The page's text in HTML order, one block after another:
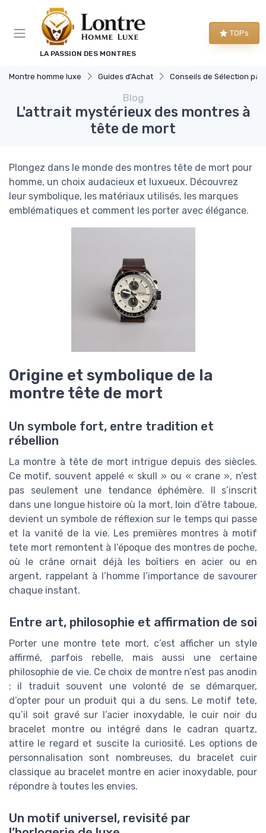
LA PASSION DES MONTRES
TOPs
Montre homme luxe Guides d'Achat Conseils de Sélection par Style
Blog
L'attrait mystérieux des montres à
tête de mort
Plongez dans le monde des montres tête de mort pour
homme, un choix audacieux et luxueux. Découvrez
leur symbolique, les matériaux utilisés, les marques
emblématiques et comment les porter avec élégance.
Origine et symbolique de la
montre tête de mort
Un symbole fort, entre tradition et
rébellion
La montre à tête de mort intrigue depuis des siècles.
Ce motif, souvent appelé « skull » ou « crane », n’est
pas seulement une tendance éphémère. Il s’inscrit
dans une longue histoire où la mort, loin d’être taboue,
devient un symbole de réflexion sur le temps qui passe
et la vanité de la vie. Les premières montres à motif
tete mort remontent à l’époque des montres de poche,
où le crâne ornait déjà les boîtiers en acier ou en
argent, rappelant à l’homme l’importance de savourer
chaque instant.
Entre art, philosophie et affirmation de soi
Porter une montre tete mort, c’est afficher un style
affirmé, parfois rebelle, mais aussi une certaine
philosophie de vie. Ce choix de montre n’est pas anodin
: il traduit souvent une volonté de se démarquer,
d’opter pour un produit qui a du sens. Le motif tete,
qu’il soit gravé sur l’acier inoxydable, le cuir noir du
bracelet montre ou intégré dans le cadran quartz,
attire le regard et suscite la curiosité. Les options de
personnalisation sont nombreuses, du bracelet cuir
classique au bracelet montre en acier inoxydable, pour
répondre à toutes les envies.
Un motif universel, revisité par
Panneau de gestion des cookies